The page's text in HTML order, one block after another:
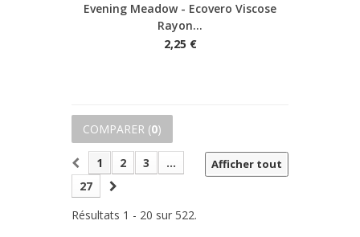
Evening Meadow - Ecovero Viscose
Rayon...
2,25 €
COMPARER (0)
Afficher tout
1 2 3
...
27
Résultats 1 - 20 sur 522.